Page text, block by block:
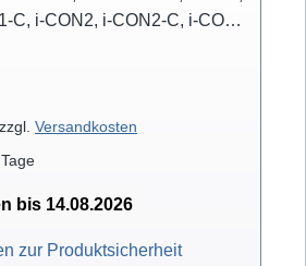
C, i-CON2, i-CON2-C, i-CON-
Versandkosten
bis 14.08.2026
zur Produktsicherheit